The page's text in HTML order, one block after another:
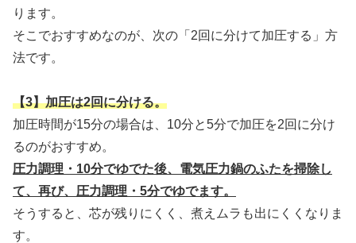
ります。
そこでおすすめなのが、次の「2回に分けて加圧する」方
法です。
【3】加圧は2回に分ける。
加圧時間が15分の場合は、10分と5分で加圧を2回に分け
るのがおすすめ。
圧力調理・10分でゆでた後、電気圧力鍋のふたを掃除し
て、再び、圧力調理・5分でゆでます。
そうすると、芯が残りにくく、煮えムラも出にくくなりま
す。